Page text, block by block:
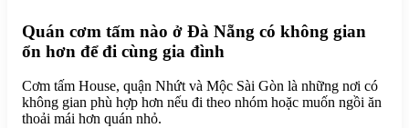
Quán cơm tấm nào ở Đà Nẵng có không gian
ổn hơn để đi cùng gia đình
Cơm tấm House, quận Nhứt và Mộc Sài Gòn là những nơi có
không gian phù hợp hơn nếu đi theo nhóm hoặc muốn ngồi ăn
thoải mái hơn quán nhỏ.